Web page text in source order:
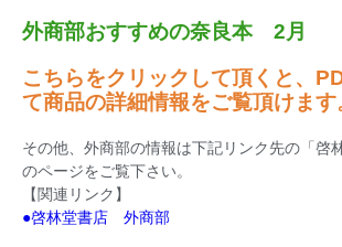
外商部おすすめの奈良本 2月
こちらをクリックして頂くと、
て商品の詳細情報をご覧頂けます
その他、外商部の情報は下記リンク先の「啓
のページをご覧下さい。
【関連リンク】
●啓林堂書店 外商部